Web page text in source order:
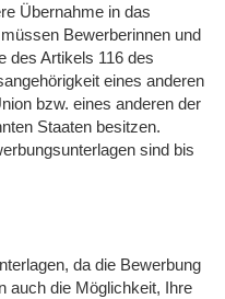
Übernahme in das
Bewerberinnen und
des Artikels 116 des
eines anderen
bzw. eines anderen der
Staaten besitzen.
sind bis
da die Bewerbung
auch die Möglichkeit, Ihre